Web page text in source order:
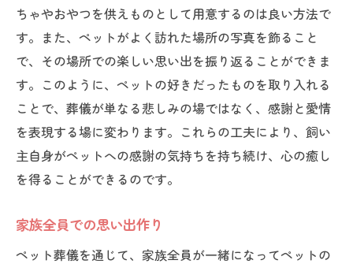
ちゃやおやつを供えものとして用意するのは良い方法で
す。また、ペットがよく訪れた場所の写真を飾ること
で、その場所での楽しい思い出を振り返ることができま
す。このように、ペットの好きだったものを取り入れる
ことで、葬儀が単なる悲しみの場ではなく、感謝と愛情
を表現する場に変わります。これらの工夫により、飼い
主自身がペットへの感謝の気持ちを持ち続け、心の癒し
を得ることができるのです。
家族全員での思い出作り
ペット葬儀を通じて、家族全員が一緒になってペットの